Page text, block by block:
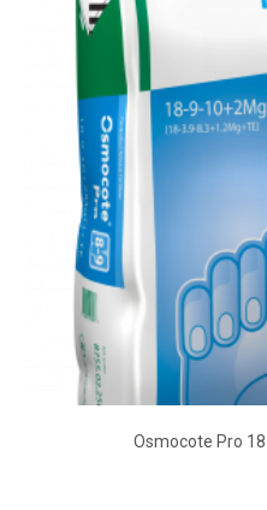
Osmocote Pro